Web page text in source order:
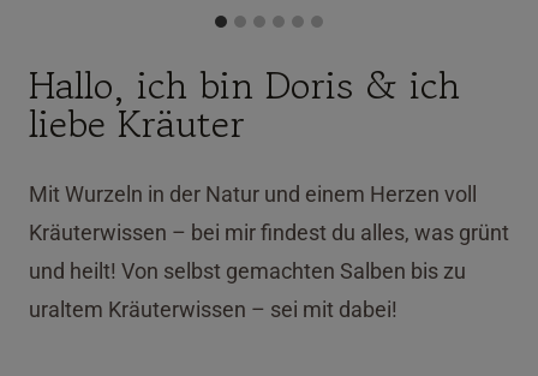
Hallo, ich bin Doris & ich
liebe Kräuter
Mit Wurzeln in der Natur und einem Herzen voll
Kräuterwissen – bei mir findest du alles, was grünt
und heilt! Von selbst gemachten Salben bis zu
uraltem Kräuterwissen – sei mit dabei!